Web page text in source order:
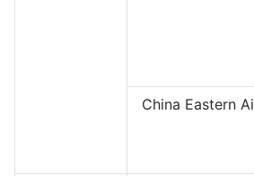
China Eastern